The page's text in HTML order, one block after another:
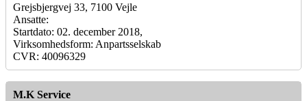
Grejsbjergvej 33, 7100 Vejle
Ansatte:
Startdato: 02. december 2018,
Virksomhedsform: Anpartsselskab
CVR: 40096329
M.K Service